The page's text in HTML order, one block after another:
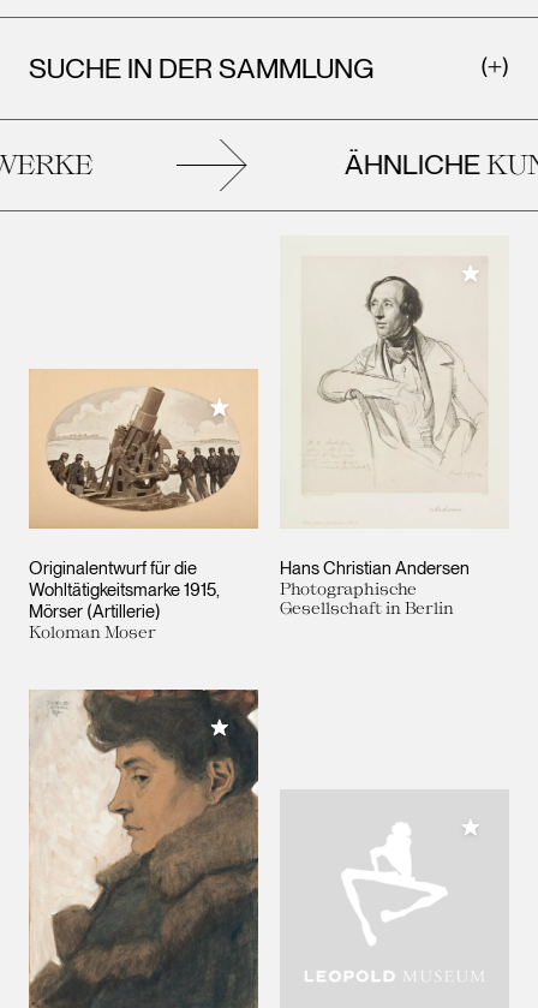
SUCHE IN DER SAMMLUNG
ÄHNLICHE
Originalentwurf für die
Wohltätigkeitsmarke 1915,
Mörser (Artillerie)
Koloman Moser
Meiner Sammlung hinzufügen
Hans Christian Andersen
Photographische
Gesellschaft in Berlin
Meiner
Meiner Sammlung hinzufügen
Meiner